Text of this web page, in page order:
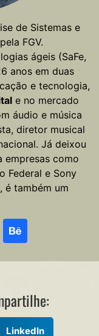
de Sistemas e
FGV.
ágeis (SaFe,
anos em duas
e tecnologia,
e no mercado
áudio e música
diretor musical
Já deixou
empresas como
Federal e Sony
é também um
LinkedIn